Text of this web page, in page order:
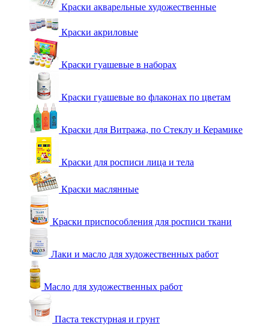
Краски акварельные художественные
Краски акриловые
Краски гуашевые в наборах
Краски гуашевые во флаконах по цветам
Краски для Витража, по Стеклу и Керамике
Краски для росписи лица и тела
Краски маслянные
Краски приспособления для росписи ткани
Лаки и масло для художественных работ
Масло для художественных работ
Паста текстурная и грунт